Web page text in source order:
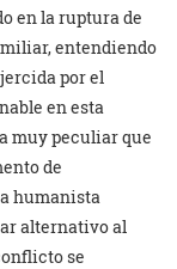
en la ruptura de
entendiendo
por el
en esta
muy peculiar que
de
humanista
alternativo al
se